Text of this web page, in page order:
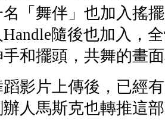
「舞伴」也加入搖
隨後也加入，
和擺頭，共舞的畫
影片上傳後，已經
人馬斯克也轉推這